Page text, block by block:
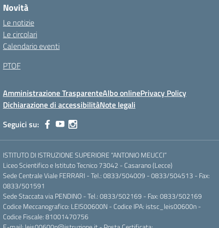
Novità
Le notizie
Le circolari
Calendario eventi
PTOF
Amministrazione TrasparenteAlbo onlinePrivacy Policy
Dichiarazione di accessibilitàNote legali
Seguici su:
ISTITUTO DI ISTRUZIONE SUPERIORE “ANTONIO MEUCCI”
Liceo Scientifico e Istituto Tecnico 73042 - Casarano (Lecce)
Sede Centrale Viale FERRARI - Tel.: 0833/504009 - 0833/504513 - Fax:
0833/501591
Sede Staccata via PENDINO - Tel.: 0833/502169 - Fax: 0833/502169
Codice Meccanografico: LEIS00600N - Codice IPA: istsc_leis00600n -
Codice Fiscale: 81001470756